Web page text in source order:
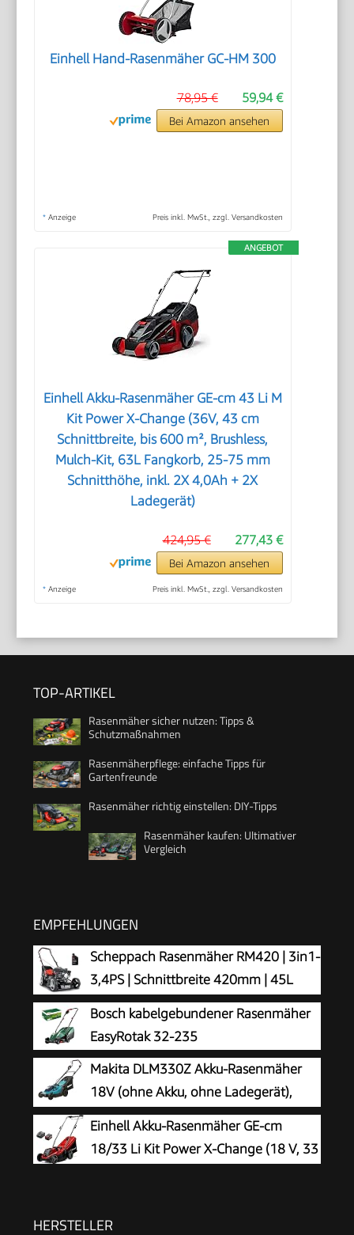
Einhell Hand-Rasenmäher GC-HM 300
59,94 €
78,95 €
Bei Amazon ansehen
* Anzeige Preis inkl. MwSt., zzgl. Versandkosten
ANGEBOT
Einhell Akku-Rasenmäher GE-cm 43 Li M
Kit Power X-Change (36V, 43 cm
Schnittbreite, bis 600 m², Brushless,
Mulch-Kit, 63L Fangkorb, 25-75 mm
Schnitthöhe, inkl. 2X 4,0Ah + 2X
Ladegerät)
277,43 €
424,95 €
Bei Amazon ansehen
* Anzeige Preis inkl. MwSt., zzgl. Versandkosten
TOP-ARTIKEL
Rasenmäher sicher nutzen: Tipps &
Schutzmaßnahmen
Rasenmäherpflege: einfache Tipps für
Gartenfreunde
Rasenmäher richtig einstellen: DIY-Tipps
Rasenmäher kaufen: Ultimativer
Vergleich
EMPFEHLUNGEN
Scheppach Rasenmäher RM420 | 3in1-
3,4PS | Schnittbreite 420mm | 45L
Fangkorb | Schnitthöhenverstellung
25-75 mm | inkl. Motoröl
Bosch kabelgebundener Rasenmäher
EasyRotak 32-235
Makita DLM330Z Akku-Rasenmäher
18V (ohne Akku, ohne Ladegerät),
Petrol
Einhell Akku-Rasenmäher GE-cm
18/33 Li Kit Power X-Change (18 V, 33
Schnitthöhe, inkl. 4,0 Ah Akku + Ladegerät)
HERSTELLER